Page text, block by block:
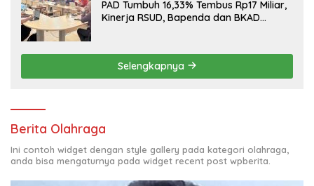
PAD Tumbuh 16,33% Tembus Rp17 Miliar,
Kinerja RSUD, Bapenda dan BKAD
Selengkapnya
Berita Olahraga
Ini contoh widget dengan style gallery pada kategori olahraga,
anda bisa mengaturnya pada widget recent post wpberita.